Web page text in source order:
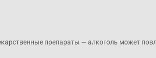
препараты — алкоголь может